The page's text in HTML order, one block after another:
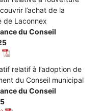
l’achat de la
de Laconnex
du Conseil
relatif à l’adoption de
du Conseil municipal
du Conseil